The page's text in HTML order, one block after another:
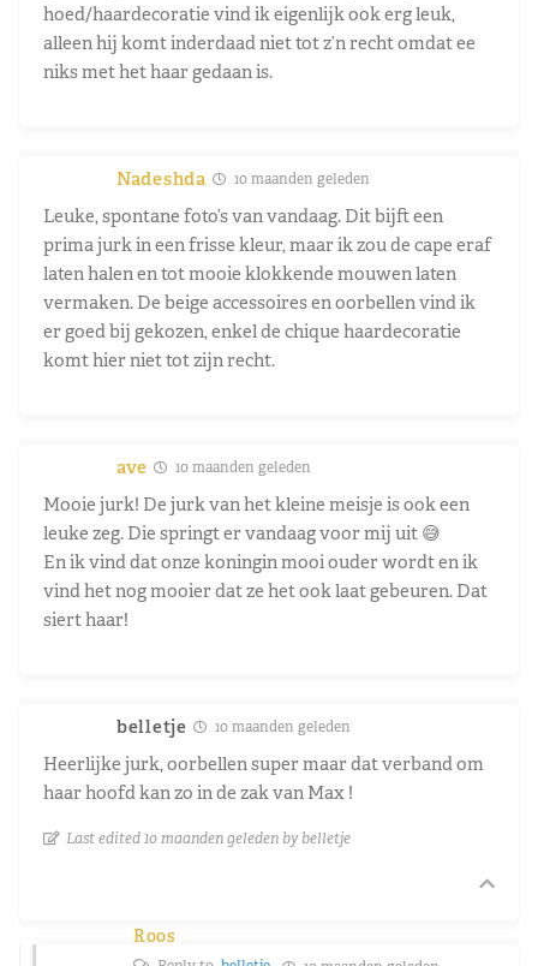
hoed/haardecoratie vind ik eigenlijk ook erg leuk,
alleen hij komt inderdaad niet tot z’n recht omdat ee
niks met het haar gedaan is.
Nadeshda 10 maanden geleden
Leuke, spontane foto’s van vandaag. Dit bijft een
prima jurk in een frisse kleur, maar ik zou de cape eraf
laten halen en tot mooie klokkende mouwen laten
vermaken. De beige accessoires en oorbellen vind ik
er goed bij gekozen, enkel de chique haardecoratie
komt hier niet tot zijn recht.
ave 10 maanden geleden
Mooie jurk! De jurk van het kleine meisje is ook een
leuke zeg. Die springt er vandaag voor mij uit 😅
En ik vind dat onze koningin mooi ouder wordt en ik
vind het nog mooier dat ze het ook laat gebeuren. Dat
siert haar!
belletje 10 maanden geleden
Heerlijke jurk, oorbellen super maar dat verband om
haar hoofd kan zo in de zak van Max !
Last edited 10 maanden geleden by belletje
Roos